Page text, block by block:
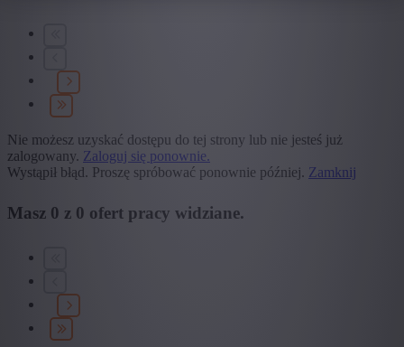
Nie możesz uzyskać dostępu do tej strony lub nie jesteś już
zalogowany. Zaloguj się ponownie.
Wystąpił błąd. Proszę spróbować ponownie później. Zamknij
Masz 0 z 0 ofert pracy widziane.